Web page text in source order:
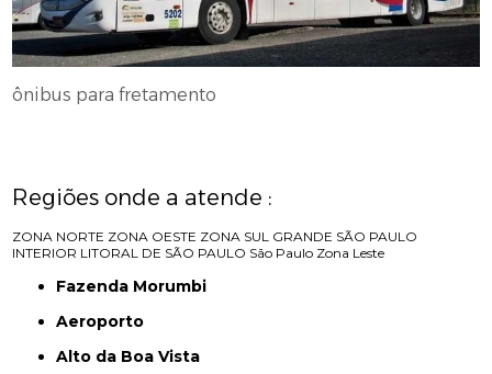
ônibus para fretamento
Regiões onde a atende :
ZONA NORTE ZONA OESTE ZONA SUL GRANDE SÃO PAULO
INTERIOR LITORAL DE SÃO PAULO São Paulo Zona Leste
Fazenda Morumbi
Aeroporto
Alto da Boa Vista